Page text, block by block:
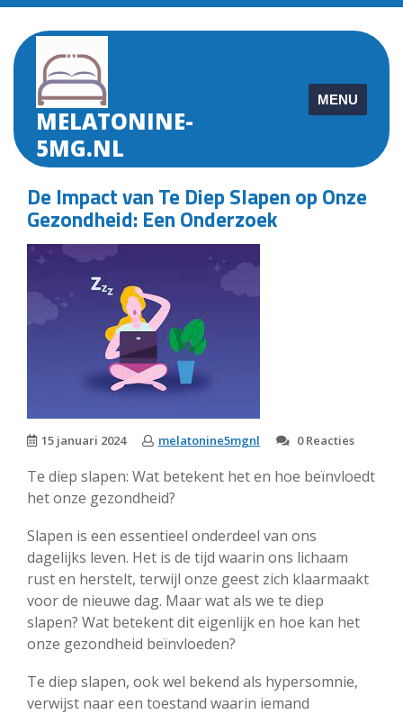
Skip
content
MELATONINE-
5MG.NL
MENU
De Impact van Te Diep Slapen op Onze
Gezondheid: Een Onderzoek
15 januari 2024 melatonine5mgnl 0 Reacties
Te diep slapen: Wat betekent het en hoe beïnvloedt
het onze gezondheid?
Slapen is een essentieel onderdeel van ons
dagelijks leven. Het is de tijd waarin ons lichaam
rust en herstelt, terwijl onze geest zich klaarmaakt
voor de nieuwe dag. Maar wat als we te diep
slapen? Wat betekent dit eigenlijk en hoe kan het
onze gezondheid beïnvloeden?
Te diep slapen, ook wel bekend als hypersomnie,
verwijst naar een toestand waarin iemand